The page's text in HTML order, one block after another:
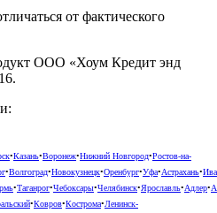
от фактического
ООО «Хоум Кредит энд
•Казань•Воронеж•Нижний Новгород•Ростов-на-
•Волгоград•Новокузнецк•Оренбург•Уфа•Астрахань•
•Таганрог•Чебоксары•Челябинск•Ярославль•Адлер•
•Ковров•Кострома•Ленинск-